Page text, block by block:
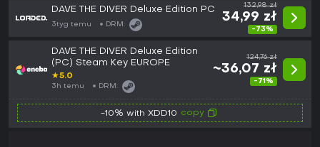
DAVE THE DIVER Deluxe Edition PC
3tyg temu DRM:
132,98 zł
34,99 zł
-73%
DAVE THE DIVER Deluxe Edition
(PC) Steam Key EUROPE
★5.0
3h temu DRM:
124,76 zł
~36,07 zł
-71%
-10% with XDD10 copy